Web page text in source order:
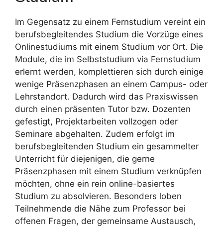
Im Gegensatz zu einem Fernstudium vereint ein
berufsbegleitendes Studium die Vorzüge eines
Onlinestudiums mit einem Studium vor Ort. Die
Module, die im Selbststudium via Fernstudium
erlernt werden, komplettieren sich durch einige
wenige Präsenzphasen an einem Campus- oder
Lehrstandort. Dadurch wird das Praxiswissen
durch einen präsenten Tutor bzw. Dozenten
gefestigt, Projektarbeiten vollzogen oder
Seminare abgehalten. Zudem erfolgt im
berufsbegleitenden Studium ein gesammelter
Unterricht für diejenigen, die gerne
Präsenzphasen mit einem Studium verknüpfen
möchten, ohne ein rein online-basiertes
Studium zu absolvieren. Besonders loben
Teilnehmende die Nähe zum Professor bei
offenen Fragen, der gemeinsame Austausch,